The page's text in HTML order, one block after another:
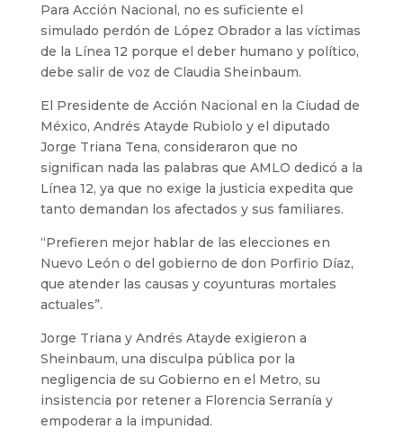
Para Acción Nacional, no es suficiente el
simulado perdón de López Obrador a las víctimas
de la Línea 12 porque el deber humano y político,
debe salir de voz de Claudia Sheinbaum.
El Presidente de Acción Nacional en la Ciudad de
México, Andrés Atayde Rubiolo y el diputado
Jorge Triana Tena, consideraron que no
significan nada las palabras que AMLO dedicó a la
Línea 12, ya que no exige la justicia expedita que
tanto demandan los afectados y sus familiares.
“Prefieren mejor hablar de las elecciones en
Nuevo León o del gobierno de don Porfirio Díaz,
que atender las causas y coyunturas mortales
actuales”.
Jorge Triana y Andrés Atayde exigieron a
Sheinbaum, una disculpa pública por la
negligencia de su Gobierno en el Metro, su
insistencia por retener a Florencia Serranía y
empoderar a la impunidad.